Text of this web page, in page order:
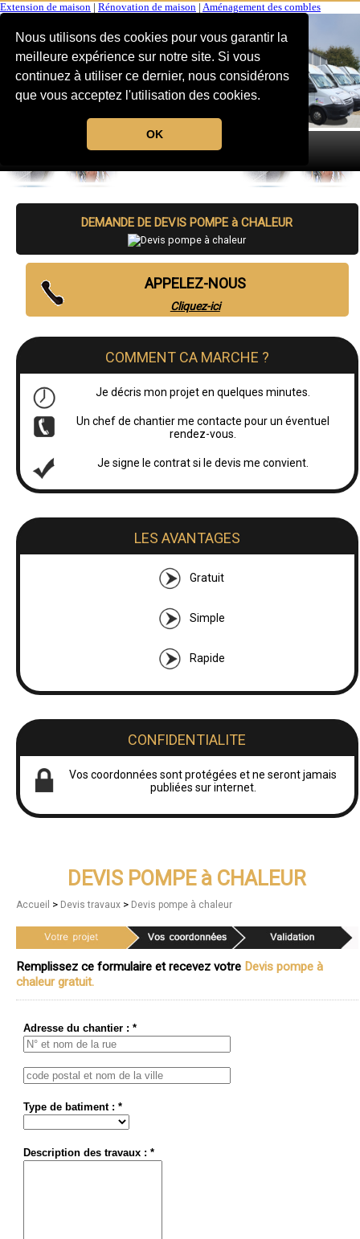
Nous utilisons des cookies pour vous garantir la
meilleure expérience sur notre site. Si vous
continuez à utiliser ce dernier, nous considérons
que vous acceptez l'utilisation des cookies.
OK
Extension de maison Rénovation de maison Aménagement des combles
MENU
DEMANDE DE DEVIS POMPE à CHALEUR
APPELEZ-NOUS
Cliquez-ici
COMMENT CA MARCHE ?
Je décris mon projet en quelques minutes.
Un chef de chantier me contacte pour un éventuel
rendez-vous.
Je signe le contrat si le devis me convient.
LES AVANTAGES
Gratuit
Simple
Rapide
CONFIDENTIALITE
Vos coordonnées sont protégées et ne seront jamais
publiées sur internet.
DEVIS POMPE à CHALEUR
Accueil > Devis travaux > Devis pompe à chaleur
Remplissez ce formulaire et recevez votre Devis pompe à
chaleur gratuit.
Adresse du chantier : *
Type de batiment : *
Description des travaux : *